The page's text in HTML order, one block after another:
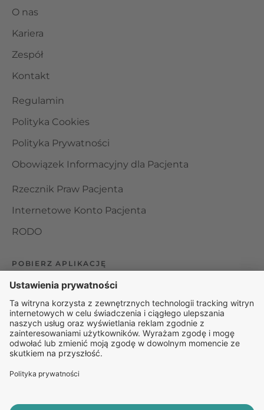
O nas
Kariera
Zespół
Kontakt
Regulamin
Polityka Cookies
Polityka Prywatności
Obowiązek Informacyjny dla Pacjenta
Rzecznik Praw Pacjenta
Internetowe Konto Pacjenta
RODO
POBIERZ APLIKACJĘ
Organizator udzielania świadczeń telemedycznych jest
podmiotem leczniczym w rozumieniu ustawy z dnia 15
kwietnia 2011 roku o działalności leczniczej, wpisanym do
rejestru podmiotów wykonujących działalność leczniczą pod
numerem: 000000229172.